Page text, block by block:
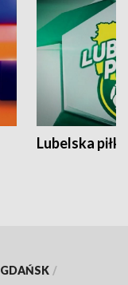
Lubelska piłka
GDAŃSK /